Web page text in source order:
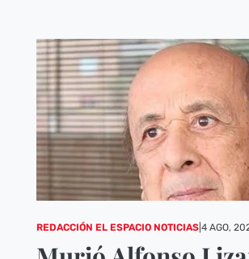
REDACCIÓN EL ESPACIO NOTICIAS| 4 AGO,